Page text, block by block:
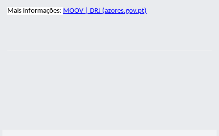
Mais informações: MOOV | DRJ (azores.gov.pt)